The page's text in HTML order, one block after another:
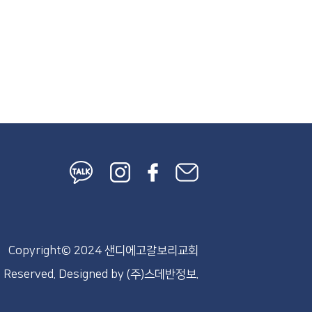
Copyright© 2024 샌디에고갈보리교회
Designed by(주)스데반정보.